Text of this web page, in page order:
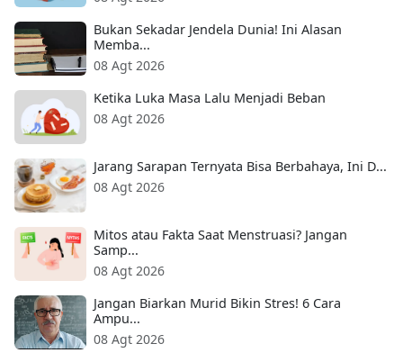
Bukan Sekadar Jendela Dunia! Ini Alasan
Memba...
08 Agt 2026
Ketika Luka Masa Lalu Menjadi Beban
08 Agt 2026
Jarang Sarapan Ternyata Bisa Berbahaya, Ini D...
08 Agt 2026
Mitos atau Fakta Saat Menstruasi? Jangan
Samp...
08 Agt 2026
Jangan Biarkan Murid Bikin Stres! 6 Cara
Ampu...
08 Agt 2026